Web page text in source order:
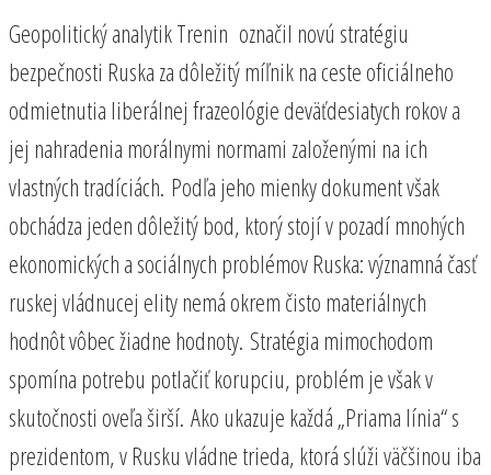
Geopolitický analytik Trenin označil novú stratégiu
bezpečnosti Ruska za dôležitý míľnik na ceste oficiálneho
odmietnutia liberálnej frazeológie deväťdesiatych rokov a
jej nahradenia morálnymi normami založenými na ich
vlastných tradíciách. Podľa jeho mienky dokument však
obchádza jeden dôležitý bod, ktorý stojí v pozadí mnohých
ekonomických a sociálnych problémov Ruska: významná časť
ruskej vládnucej elity nemá okrem čisto materiálnych
hodnôt vôbec žiadne hodnoty. Stratégia mimochodom
spomína potrebu potlačiť korupciu, problém je však v
skutočnosti oveľa širší. Ako ukazuje každá „Priama línia“ s
prezidentom, v Rusku vládne trieda, ktorá slúži väčšinou iba